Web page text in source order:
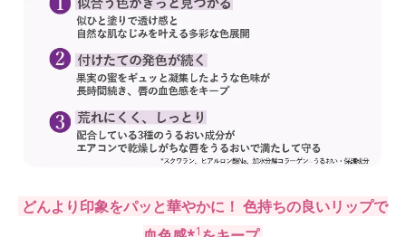
どんより印象をパッと華やかに！ 色持ちの良いリップで
1